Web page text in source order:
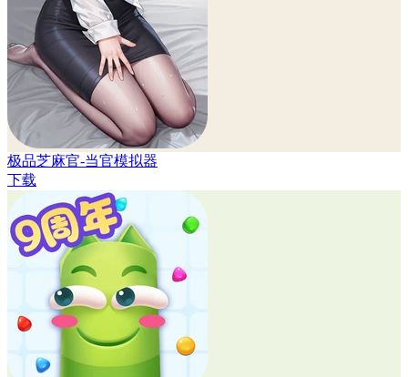
极品芝麻官-当官模拟器
下载